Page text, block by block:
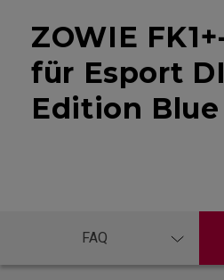
ZOWIE
für Esport
Edition Blue
FAQ